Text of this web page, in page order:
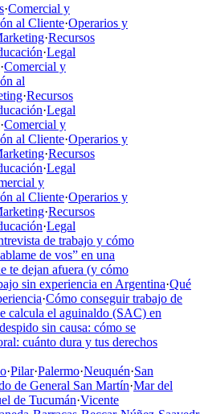
·Comercial y
al Cliente·Operarios y
·Recursos
·Legal
·Comercial y
al
·Recursos
·Legal
·Comercial y
al Cliente·Operarios y
·Recursos
·Legal
y
al Cliente·Operarios y
·Recursos
·Legal
de trabajo y cómo
de vos” en una
te dejan afuera (y cómo
sin experiencia en Argentina·Qué
·Cómo conseguir trabajo de
calcula el aguinaldo (SAC) en
sin causa: cómo se
cuánto dura y tus derechos
·Pilar·Palermo·Neuquén·San
de General San Martín·Mar del
de Tucumán·Vicente